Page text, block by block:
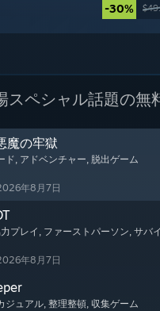
-30%
スペシャル話題の無
魔の牢獄
ド, アドベンチャー, 脱出ゲーム
年8月7日
プレイ , ファーストパーソン, サバ
年8月7日
ジュアル, 整理整頓, 収集ゲーム